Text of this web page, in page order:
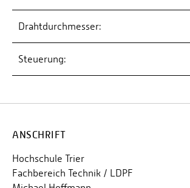
Drahtdurchmesser:
Steuerung:
ANSCHRIFT
Hochschule Trier
Fachbereich Technik / LDPF